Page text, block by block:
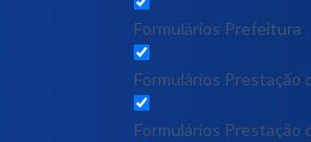
Formulários Prefeitura
Formulários Prestação
Formulários Prestação